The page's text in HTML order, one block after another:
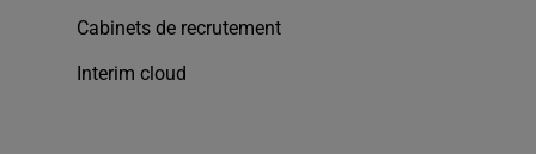
Cabinets de recrutement
Interim cloud